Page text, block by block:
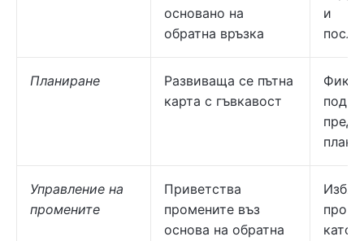
основано на
обратна връзка
и
Планиране
Развиваща се пътна
карта с гъвкавост
Управление на
промените
Приветства
промените въз
основа на обратна
като